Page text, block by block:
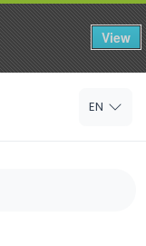
View
EN